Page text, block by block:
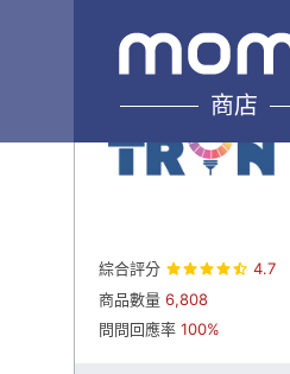
商店
綜合評分
4.7
商品數量 6,808
問問回應率 100%